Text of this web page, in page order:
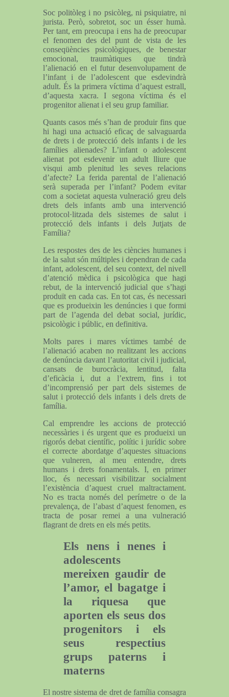
Soc politòleg i no psicòleg, ni psiquiatre, ni
jurista. Però, sobretot, soc un ésser humà.
Per tant, em preocupa i ens ha de preocupar
el fenomen des del punt de vista de les
conseqüències psicològiques, de benestar
emocional, traumàtiques que tindrà
l’alienació en el futur desenvolupament de
l’infant i de l’adolescent que esdevindrà
adult. És la primera víctima d’aquest estrall,
d’aquesta xacra. I segona víctima és el
progenitor alienat i el seu grup familiar.
Quants casos més s’han de produir fins que
hi hagi una actuació eficaç de salvaguarda
de drets i de protecció dels infants i de les
famílies alienades? L’infant o adolescent
alienat pot esdevenir un adult lliure que
visqui amb plenitud les seves relacions
d’afecte? La ferida parental de l’alienació
serà superada per l’infant? Podem evitar
com a societat aquesta vulneració greu dels
drets dels infants amb una intervenció
protocol·litzada dels sistemes de salut i
protecció dels infants i dels Jutjats de
Família?
Les respostes des de les ciències humanes i
de la salut són múltiples i dependran de cada
infant, adolescent, del seu context, del nivell
d’atenció mèdica i psicològica que hagi
rebut, de la intervenció judicial que s’hagi
produït en cada cas. En tot cas, és necessari
que es produeixin les denúncies i que formi
part de l’agenda del debat social, jurídic,
psicològic i públic, en definitiva.
Molts pares i mares víctimes també de
l’alienació acaben no realitzant les accions
de denúncia davant l’autoritat civil i judicial,
cansats de burocràcia, lentitud, falta
d’eficàcia i, dut a l’extrem, fins i tot
d’incomprensió per part dels sistemes de
salut i protecció dels infants i dels drets de
família.
Cal emprendre les accions de protecció
necessàries i és urgent que es produeixi un
rigorós debat científic, polític i jurídic sobre
el correcte abordatge d’aquestes situacions
que vulneren, al meu entendre, drets
humans i drets fonamentals. I, en primer
lloc, és necessari visibilitzar socialment
l’existència d’aquest cruel maltractament.
No es tracta només del perímetre o de la
prevalença, de l’abast d’aquest fenomen, es
tracta de posar remei a una vulneració
flagrant de drets en els més petits.
Els nens i nenes i
adolescents
mereixen gaudir de
l’amor, el bagatge i
la riquesa que
aporten els seus dos
progenitors i els
seus respectius
grups paterns i
materns
El nostre sistema de dret de família consagra